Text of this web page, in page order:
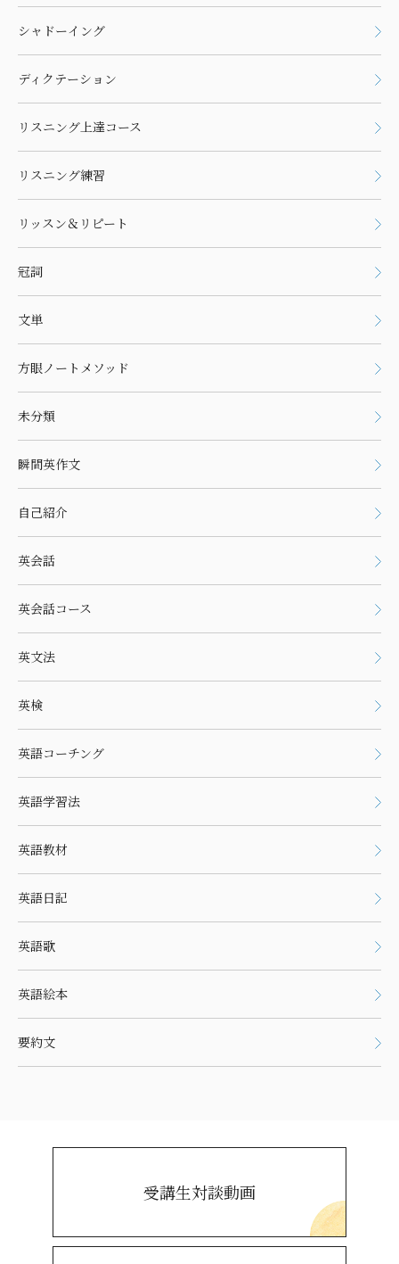
シャドーイング
ディクテーション
リスニング上達コース
リスニング練習
リッスン＆リピート
冠詞
文単
方眼ノートメソッド
未分類
瞬間英作文
自己紹介
英会話
英会話コース
英文法
英検
英語コーチング
英語学習法
英語教材
英語日記
英語歌
英語絵本
要約文
受講生対談動画